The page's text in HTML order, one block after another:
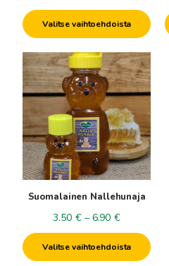
Valitse vaihtoehdoista
Suomalainen Nallehunaja
3.50 € – 6.90 €Hintaluokka:
3.50€
-
Valitse vaihtoehdoista
Tällä
tuotteella
on
muunnelma.
Voit
tehdä
valinnat